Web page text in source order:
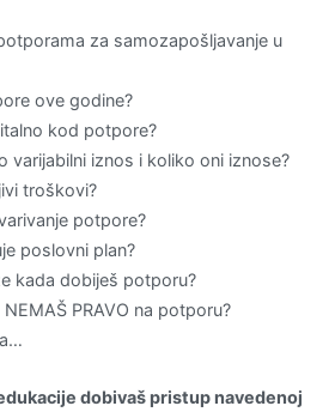
za samozapošljavanje u
ove godine?
kod potpore?
varijabilni iznos i koliko oni iznose?
troškovi?
potpore?
poslovni plan?
kada dobiješ potporu?
PRAVO na potporu?
dobivaš pristup navedenoj